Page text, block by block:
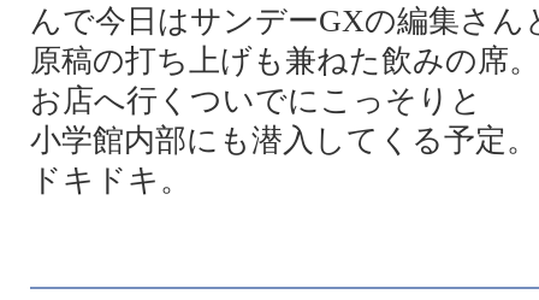
んで今日はサンデーGXの編集さん
原稿の打ち上げも兼ねた飲みの席。
お店へ行くついでにこっそりと
小学館内部にも潜入してくる予定。
ドキドキ。